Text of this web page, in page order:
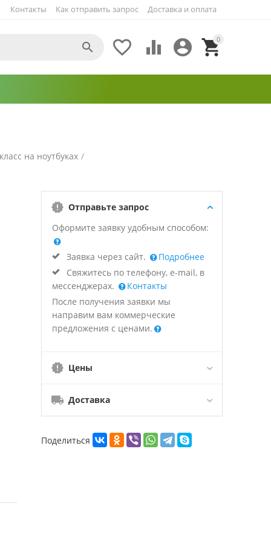
Как отправить запрос Доставка и оплата
Контакты
0


 

на ноутбуках /
Отправьте запрос
Оформите заявку удобным способом:
Заявка через сайт.
Подробнее
Свяжитесь по телефону, e-mail, в
мессенджерах.
Контакты
После получения заявки мы
направим вам коммерческие
предложения с ценами.
Цены
Доставка
Поделиться